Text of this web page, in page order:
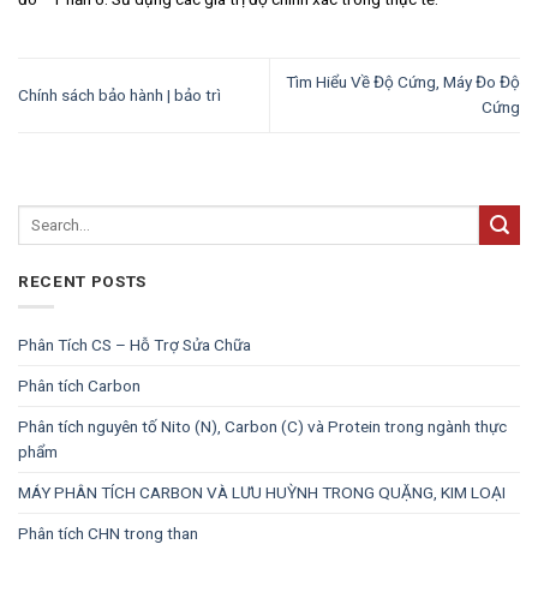
Chính sách bảo hành | bảo trì
Tìm Hiểu Về Độ Cứng, Máy Đo Độ
Cứng
RECENT POSTS
Phân Tích CS – Hỗ Trợ Sửa Chữa
Phân tích Carbon
Phân tích nguyên tố Nito (N), Carbon (C) và Protein trong ngành thực
phẩm
MÁY PHÂN TÍCH CARBON VÀ LƯU HUỲNH TRONG QUẶNG, KIM LOẠI
Phân tích CHN trong than